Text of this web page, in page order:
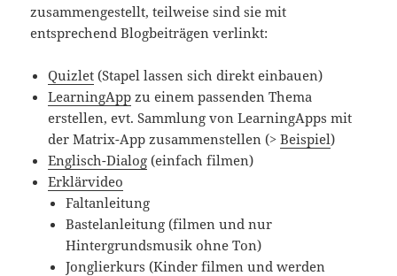
zusammengestellt, teilweise sind sie mit
entsprechend Blogbeiträgen verlinkt:
Quizlet (Stapel lassen sich direkt einbauen)
LearningApp zu einem passenden Thema
erstellen, evt. Sammlung von LearningApps mit
der Matrix-App zusammenstellen (>Beispiel)
Englisch-Dialog (einfach filmen)
Erklärvideo
Faltanleitung
Bastelanleitung (filmen und nur
Hintergrundsmusik ohne Ton)
Jonglierkurs (Kinder filmen und werden